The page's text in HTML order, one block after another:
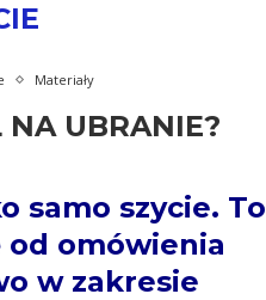
Materiały
UBRANIE?
samo szycie. To
od omówienia
w zakresie